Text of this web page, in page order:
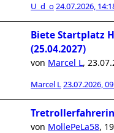
U_d_o24.07.2026,
Biete Startplatz
(25.04.2027)
von Marcel L,
Marcel L23.07.2026,
von MollePeLa58,